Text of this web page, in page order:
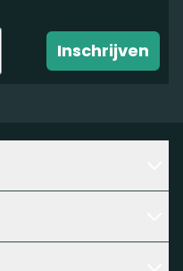
Inschrijven